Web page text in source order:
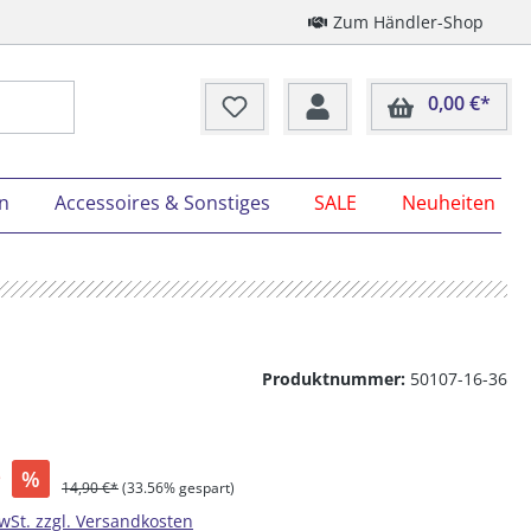
Zum Händler-Shop
0,00 €*
Accessoires & Sonstiges SALE Neuheiten
Produktnummer: 50107-16-36
% 14,90 €*(33.56% gespart)
zzgl. Versandkosten